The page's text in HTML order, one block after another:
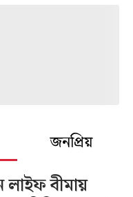
জনপ্রিয়
লাইফ বীমায়